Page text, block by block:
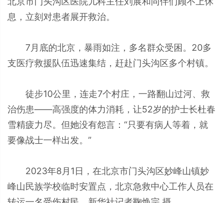
息，立刻对患者展开救治。
7月底的北京，暴雨如注，多名群众受困。20多
支医疗救援队伍迅速集结，赶赴门头沟区多个村镇。
徒步10公里，连走7个村庄，一路翻山过河、救
治伤患——高强度的体力消耗，让52岁的护士长杜春
雪精疲力尽。但她没有怨言：“只要有病人等着，就
要像战士一样出发。”
2023年8月1日，在北京市门头沟区妙峰山镇妙
峰山民族学校临时安置点，北京急救中心工作人员在